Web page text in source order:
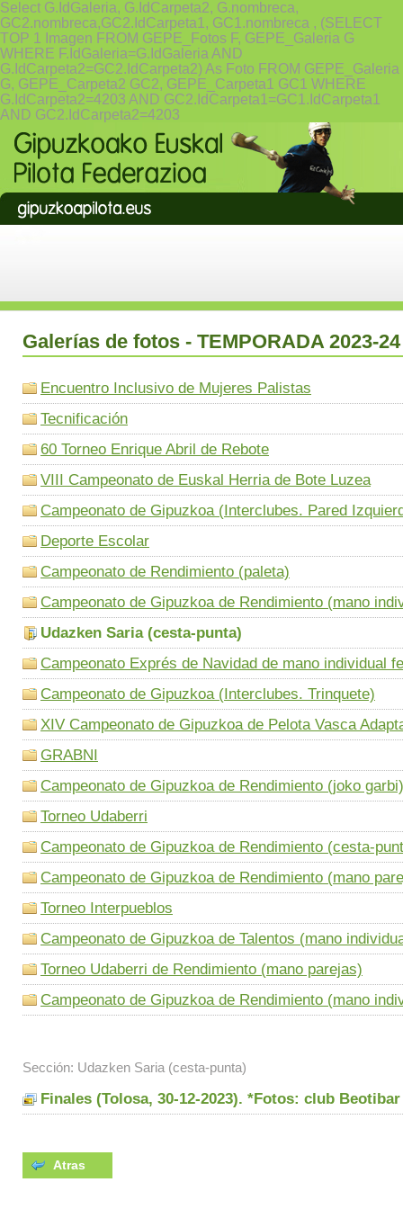
Select G.IdGaleria, G.IdCarpeta2, G.nombreca,
GC2.nombreca,GC2.IdCarpeta1, GC1.nombreca , (SELECT
TOP 1 Imagen FROM GEPE_Fotos F, GEPE_Galeria G
WHERE F.IdGaleria=G.IdGaleria AND
G.IdCarpeta2=GC2.IdCarpeta2) As Foto FROM GEPE_Galeria
G, GEPE_Carpeta2 GC2, GEPE_Carpeta1 GC1 WHERE
G.IdCarpeta2=4203 AND GC2.IdCarpeta1=GC1.IdCarpeta1
AND GC2.IdCarpeta2=4203
Galerías de fotos - TEMPORADA 2023-24
Encuentro Inclusivo de Mujeres Palistas
Tecnificación
60 Torneo Enrique Abril de Rebote
VIII Campeonato de Euskal Herria de Bote Luzea
Campeonato de Gipuzkoa (Interclubes. Pared
Deporte Escolar
Campeonato de Rendimiento (paleta)
Campeonato de Gipuzkoa de Rendimiento (mano
Udazken Saria (cesta-punta)
Campeonato Exprés de Navidad de mano individual
Campeonato de Gipuzkoa (Interclubes. Trinquete)
XIV Campeonato de Gipuzkoa de Pelota Vasca
GRABNI
Campeonato de Gipuzkoa de Rendimiento (joko garbi)
Torneo Udaberri
Campeonato de Gipuzkoa de Rendimiento (cesta-
Campeonato de Gipuzkoa de Rendimiento (mano
Torneo Interpueblos
Campeonato de Gipuzkoa de Talentos (mano
Torneo Udaberri de Rendimiento (mano parejas)
Campeonato de Gipuzkoa de Rendimiento (mano
Sección: Udazken Saria (cesta-punta)
Finales (Tolosa, 30-12-2023). *Fotos: club Beotibar
Atras